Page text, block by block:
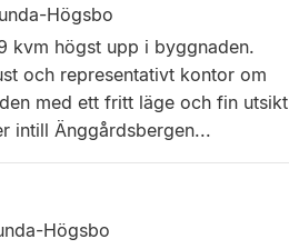
Högsbo
kvm högst upp i byggnaden.
och representativt kontor om
med ett fritt läge och fin utsikt
intill Änggårdsbergen...
Högsbo